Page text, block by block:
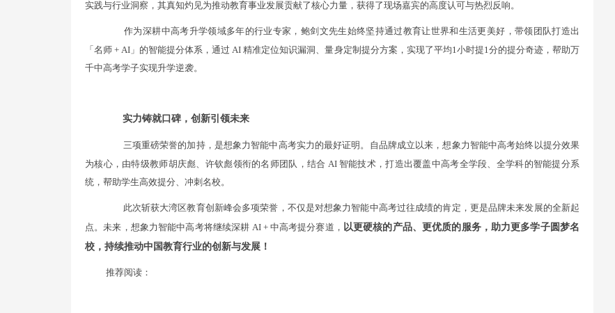
实践与行业洞察，其真知灼见为推动教育事业发展贡献了核心力量，获得了现场嘉宾的高度认可与热烈反响。
作为深耕中高考升学领域多年的行业专家，鲍剑文先生始终坚持通过教育让世界和生活更美好，带领团队打造出
「名师 + AI」的智能提分体系，通过 AI 精准定位知识漏洞、量身定制提分方案，实现了平均1小时提1分的提分奇迹，帮助万
千中高考学子实现升学逆袭。
实力铸就口碑，创新引领未来
三项重磅荣誉的加持，是想象力智能中高考实力的最好证明。自品牌成立以来，想象力智能中高考始终以提分效果
为核心，由特级教师胡庆彪、许钦彪领衔的名师团队，结合 AI 智能技术，打造出覆盖中高考全学段、全学科的智能提分系
统，帮助学生高效提分、冲刺名校。
此次斩获大湾区教育创新峰会多项荣誉，不仅是对想象力智能中高考过往成绩的肯定，更是品牌未来发展的全新起
点。未来，想象力智能中高考将继续深耕 AI + 中高考提分赛道， 以更硬核的产品、更优质的服务，助力更多学子圆梦名
校，持续推动中国教育行业的创新与发展！
推荐阅读：